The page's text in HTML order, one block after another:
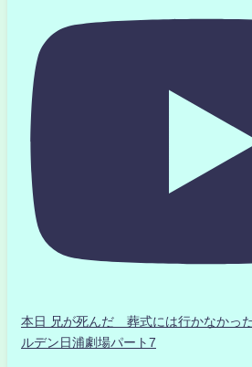
本日 兄が死んだ 葬式には行かなか
ルデン日浦劇場パート7